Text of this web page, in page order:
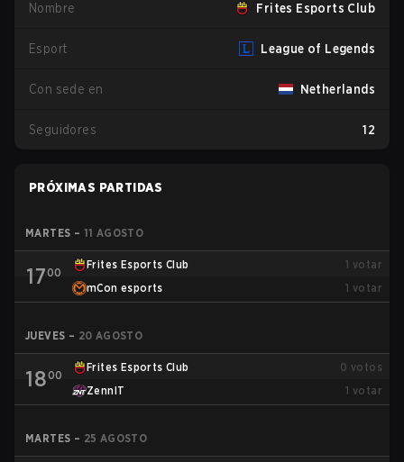
Nombre Frites Esports Club
Esport League of Legends
Con sede en Netherlands
Seguidores 12
PRÓXIMAS PARTIDAS
MARTES – 11 AGOSTO
1700
Frites Esports Club 1 votar
mCon esports
1 votar
JUEVES – 20 AGOSTO
1800
Frites Esports Club 0 votos
ZennIT
1 votar
MARTES – 25 AGOSTO